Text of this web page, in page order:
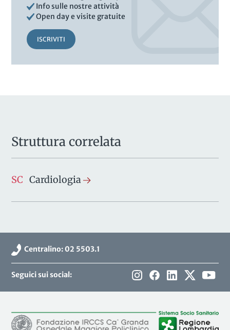
Info sulle nostre attività
Open day e visite gratuite
ISCRIVITI
Struttura correlata
SC Cardiologia
Centralino: 02 5503.1
Seguici sui social: